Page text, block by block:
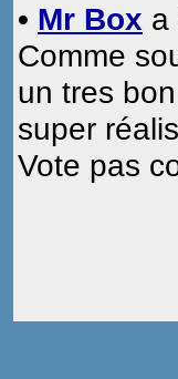
• Mr Box a
Comme
un tres
super
Vote pas